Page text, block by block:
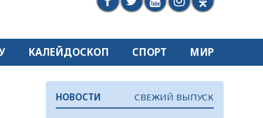
КАЛЕЙДОСКОП СПОРТ МИР
НОВОСТИ СВЕЖИЙ ВЫПУСК